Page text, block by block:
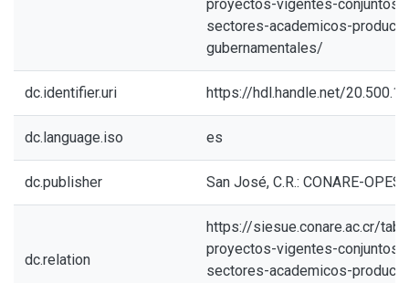
proyectos-vigentes-
sectores-academicos-
gubernamentales/
dc.identifier.uri https://hdl.handle.net/
dc.language.iso es
dc.publisher San José, C.R.: CONARE-OPES
dc.relation
https://siesue.conare.ac.cr/
proyectos-vigentes-
sectores-academicos-